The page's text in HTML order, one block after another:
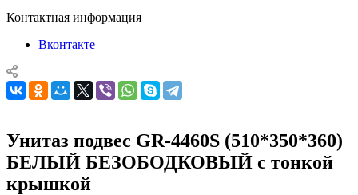
Контактная информация
Вконтакте
Унитаз подвес GR-4460S (510*350*360)
БЕЛЫЙ БЕЗОБОДКОВЫЙ с тонкой
крышкой